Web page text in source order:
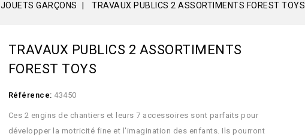
JOUETS GARÇONS TRAVAUX PUBLICS 2 ASSORTIMENTS FOREST TOYS
TRAVAUX PUBLICS 2 ASSORTIMENTS
FOREST TOYS
Référence: 43450
Ces 2 engins de chantiers et leurs 7 accessoires sont parfaits pour
développer la motricité fine et l'imagination des enfants. Ils pourront